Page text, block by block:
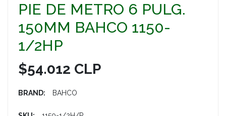
PIE DE METRO 6 PULG.
150MM BAHCO 1150-
1/2HP
$54.012 CLP
BRAND: BAHCO